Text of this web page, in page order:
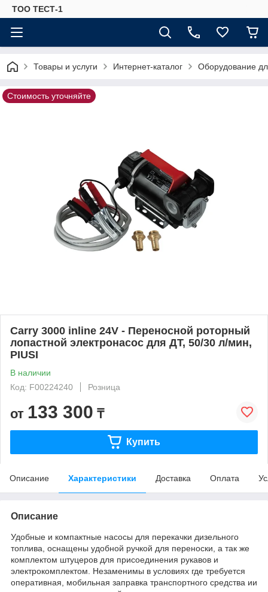
ТОО ТЕСТ-1
Товары и услуги Интернет-каталог Оборудование
Стоимость уточняйте
Carry 3000 inline 24V - Переносной роторный
лопастной электронасос для ДТ, 50/30 л/мин,
PIUSI
В наличии
Код: F00224240
Розница
от 133 300 ₸
Купить
Описание Характеристики Доставка Оплата
Описание
Удобные и компактные насосы для перекачки дизельного
топлива, оснащены удобной ручкой для переноски, а так же
комплектом штуцеров для присоединения рукавов и
электрокомплектом. Незаменимы в условиях где требуется
оперативная, мобильная заправка транспортного средства ии